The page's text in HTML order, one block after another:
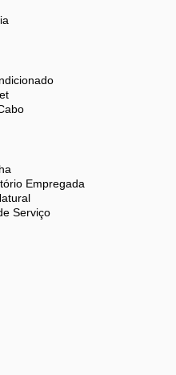
Empregada
Serviço